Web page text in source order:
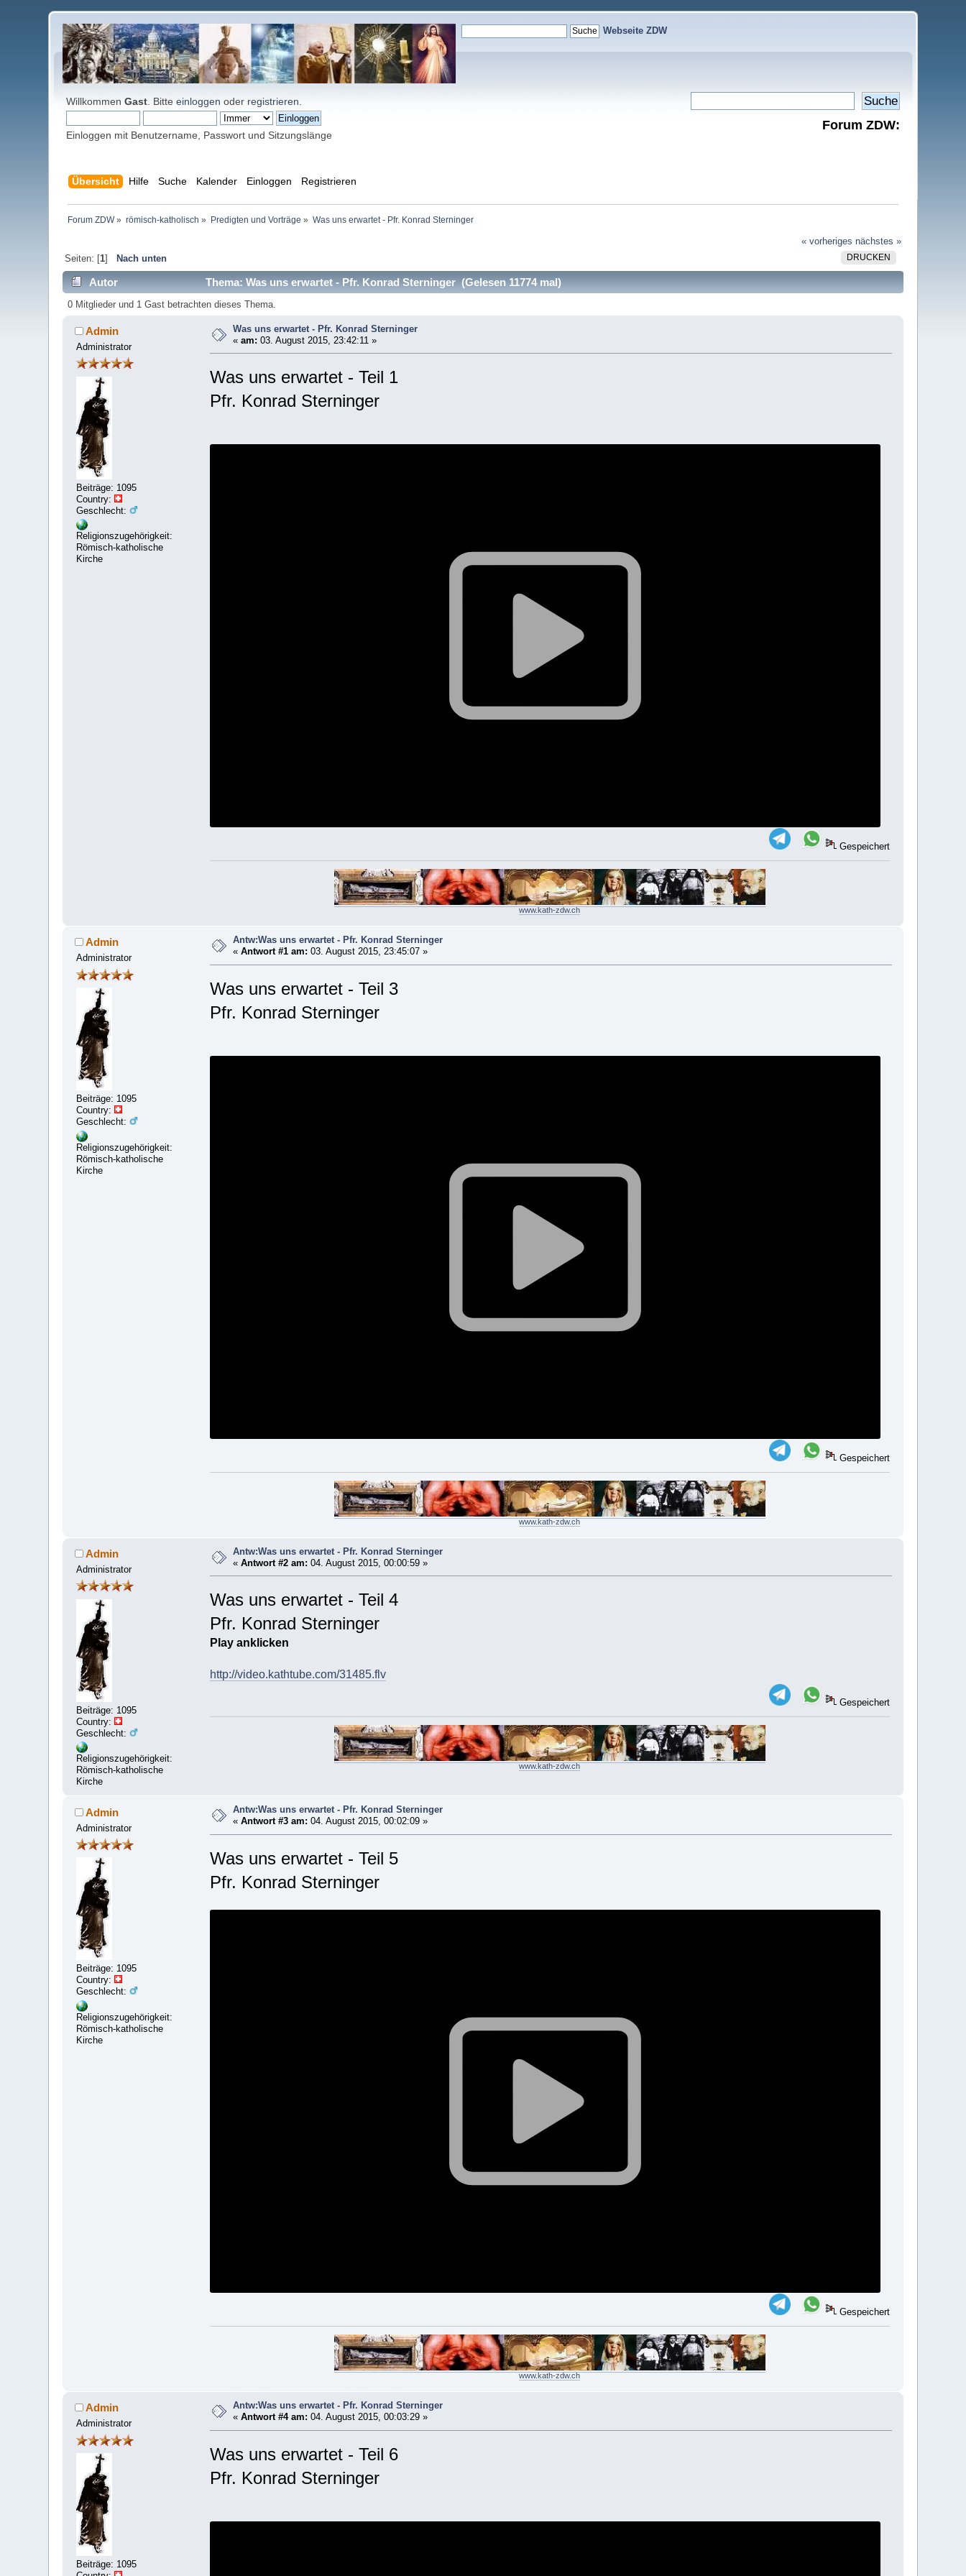
Webseite ZDW
WillkommenGast . Bitteeinloggen oder registrieren
Einloggen mit Benutzername, Passwort und Sitzungslänge
Forum ZDW:
Übersicht Hilfe Suche Kalender Einloggen Registrieren
Forum ZDW» römisch-katholisch » Predigten und Vorträge » Was uns erwartet - Pfr. Konrad Sterninger
« vorheriges nächstes »
DRUCKEN
Seiten: [1] Nach unten
Autor Thema: Was uns erwartet - Pfr. Konrad Sterninger (Gelesen 11774 mal)
0 Mitglieder und 1 Gast betrachten dieses Thema.
Admin
Administrator
Beiträge: 1095
Country:
Geschlecht:
Religionszugehörigkeit:
Römisch-katholische
Kirche
Was uns erwartet - Pfr. Konrad Sterninger
«am: 03. August 2015, 23:42:11 »
Was uns erwartet - Teil 1
Pfr. Konrad Sterninger
Gespeichert
www.kath-zdw.ch
Admin
Administrator
Beiträge: 1095
Country:
Geschlecht:
Religionszugehörigkeit:
Römisch-katholische
Kirche
Antw:Was uns erwartet - Pfr. Konrad Sterninger
«Antwort #1 am: 03. August 2015, 23:45:07 »
Was uns erwartet - Teil 3
Pfr. Konrad Sterninger
Gespeichert
www.kath-zdw.ch
Admin
Administrator
Beiträge: 1095
Country:
Geschlecht:
Religionszugehörigkeit:
Römisch-katholische
Kirche
Antw:Was uns erwartet - Pfr. Konrad Sterninger
«Antwort #2 am: 04. August 2015, 00:00:59 »
Was uns erwartet - Teil 4
Pfr. Konrad Sterninger
Play anklicken
http://video.kathtube.com/31485.flv
Gespeichert
www.kath-zdw.ch
Admin
Administrator
Beiträge: 1095
Country:
Geschlecht:
Religionszugehörigkeit:
Römisch-katholische
Kirche
Antw:Was uns erwartet - Pfr. Konrad Sterninger
«Antwort #3 am: 04. August 2015, 00:02:09 »
Was uns erwartet - Teil 5
Pfr. Konrad Sterninger
Gespeichert
www.kath-zdw.ch
Admin
Administrator
Beiträge: 1095
Antw:Was uns erwartet - Pfr. Konrad Sterninger
«Antwort #4 am: 04. August 2015, 00:03:29 »
Was uns erwartet - Teil 6
Pfr. Konrad Sterninger